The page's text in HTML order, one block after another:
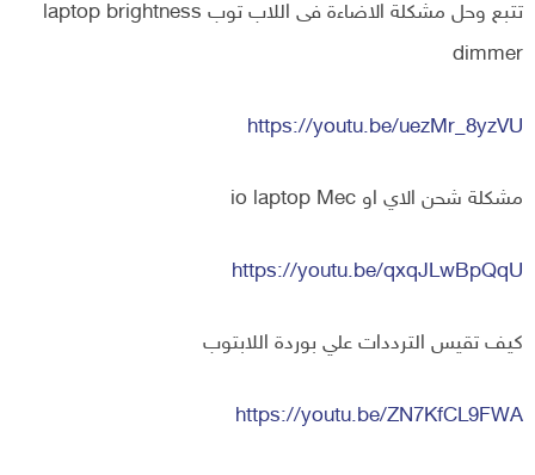
تتبع وحل مشكلة الاضاءة فى اللاب توب laptop brightness
dimmer
https://youtu.be/uezMr_8yzVU
مشكلة شحن الاي او io laptop Mec
https://youtu.be/qxqJLwBpQqU
كيف تقيس الترددات علي بوردة اللابتوب
https://youtu.be/ZN7KfCL9FWA